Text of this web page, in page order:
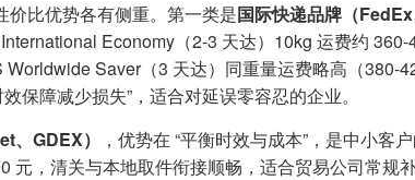
价比优势各有侧重。第一类是国际快递品牌（FedEx
Economy（2-3 天达）10kg 运费约
Saver（3 天达）同重量运费略高（380-
保障减少损失”，适合对延误零容忍的企业。
、GDEX）
，优势在 “平衡时效与成本”，是中小客
元，清关与本地取件衔接顺畅，适合贸易公司常规